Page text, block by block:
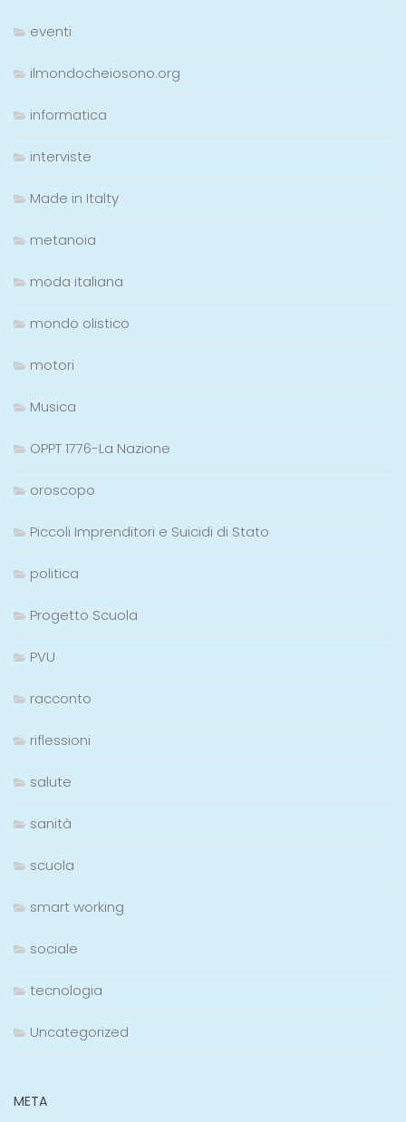
eventi
ilmondocheiosono.org
informatica
interviste
Made in Italty
metanoia
moda italiana
mondo olistico
motori
Musica
OPPT 1776-La Nazione
oroscopo
Piccoli Imprenditori e Suicidi di Stato
politica
Progetto Scuola
PVU
racconto
riflessioni
salute
sanità
scuola
smart working
sociale
tecnologia
Uncategorized
META